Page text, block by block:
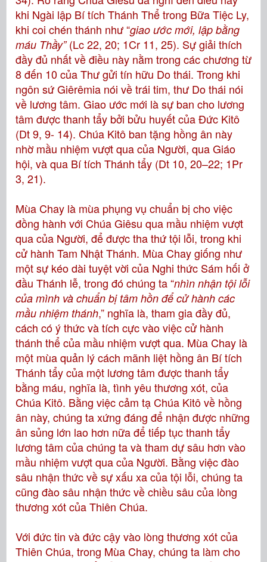
khi Ngài lập Bí tích Thánh Thể trong Bữa Tiệc Ly,
khi coi chén thánh như “giao ước mới, lập bằng
máu Thầy”(Lc 22, 20; 1Cr 11, 25). Sự giải thích
đầy đủ nhất về điều này nằm trong các chương từ
8 đến 10 của Thư gửi tín hữu Do thái. Trong khi
ngôn sứ Giêrêmia nói về trái tim, thư Do thái nói
về lương tâm. Giao ước mới là sự ban cho lương
tâm được thanh tẩy bởi bửu huyết của Đức Kitô
(Dt 9, 9- 14). Chúa Kitô ban tặng hồng ân này
nhờ mầu nhiệm vượt qua của Người, qua Giáo
hội, và qua Bí tích Thánh tẩy (Dt 10, 20–22; 1Pr
3, 21).
Mùa Chay là mùa phụng vụ chuẩn bị cho việc
đồng hành với Chúa Giêsu qua mầu nhiệm vượt
qua của Người, để được tha thứ tội lỗi, trong khi
cử hành Tam Nhật Thánh. Mùa Chay giống như
một sự kéo dài tuyệt vời của Nghi thức Sám hối ở
đầu Thánh lễ, trong đó chúng ta “nhìn nhận tội lỗi
của mình và chuẩn bị tâm hồn để cử hành các
mầu nhiệm thánh,” nghĩa là, tham gia đầy đủ,
cách có ý thức và tích cực vào việc cử hành
thánh thể của mầu nhiệm vượt qua. Mùa Chay là
một mùa quản lý cách mãnh liệt hồng ân Bí tích
Thánh tẩy của một lương tâm được thanh tẩy
bằng máu, nghĩa là, tình yêu thương xót, của
Chúa Kitô. Bằng việc cảm tạ Chúa Kitô về hồng
ân này, chúng ta xứng đáng để nhận được những
ân sủng lớn lao hơn nữa để tiếp tục thanh tẩy
lương tâm của chúng ta và tham dự sâu hơn vào
mầu nhiệm vượt qua của Người. Bằng việc đào
sâu nhận thức về sự xấu xa của tội lỗi, chúng ta
cũng đào sâu nhận thức về chiều sâu của lòng
thương xót của Thiên Chúa.
Với đức tin và đức cậy vào lòng thương xót của
Thiên Chúa, trong Mùa Chay, chúng ta làm cho